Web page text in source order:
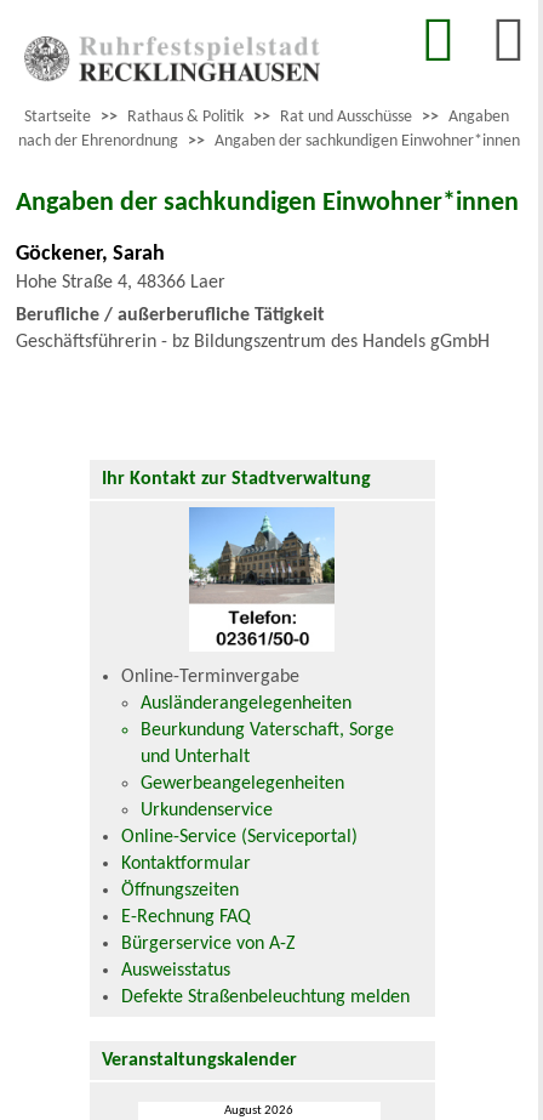
Startseite >> Rathaus & Politik >> Rat und Ausschüsse >> Angaben
nach der Ehrenordnung >> Angaben der sachkundigen Einwohner*innen
Angaben der sachkundigen Einwohner*innen
Göckener, Sarah
Hohe Straße 4, 48366 Laer
Berufliche / außerberufliche Tätigkeit
Geschäftsführerin - bz Bildungszentrum des Handels gGmbH
Ihr Kontakt zur Stadtverwaltung
Online-Terminvergabe
Ausländerangelegenheiten
Beurkundung Vaterschaft, Sorge
und Unterhalt
Gewerbeangelegenheiten
Urkundenservice
Online-Service (Serviceportal)
Kontaktformular
Öffnungszeiten
E-Rechnung FAQ
Bürgerservice von A-Z
Ausweisstatus
Defekte Straßenbeleuchtung melden
Veranstaltungskalender
August 2026